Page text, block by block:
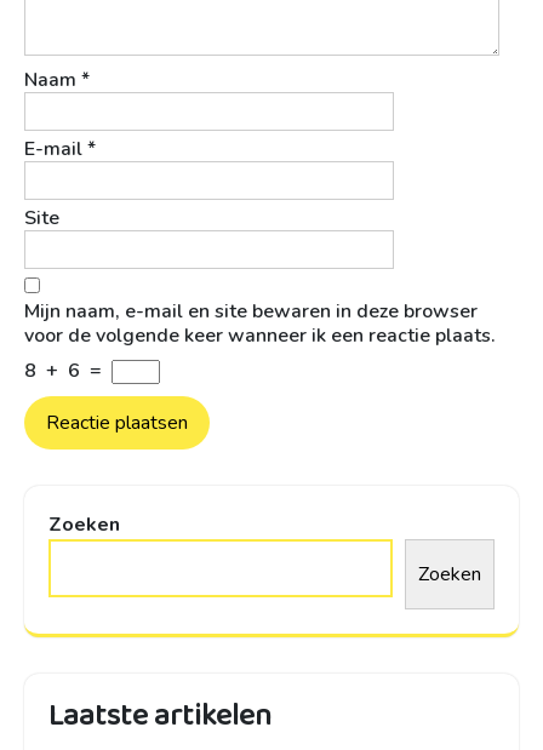
Naam *
E-mail*
Site
Mijn naam, e-mail en site bewaren in deze browser
voor de volgende keer wanneer ik een reactie plaats.
8 + 6 =
Zoeken
Zoeken
Laatste artikelen